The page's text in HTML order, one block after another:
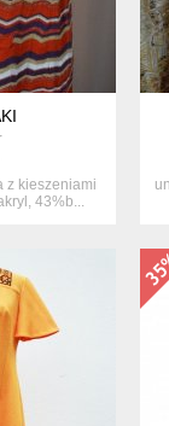
z kieszeniami
43%b...